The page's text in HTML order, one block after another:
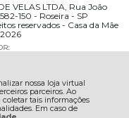
nossa loja virtual
parceiros. Ao
coletar tais informações
Em caso de
VELAS LTDA, Rua João
150 - Roseira - SP
reservados - Casa da Mãe